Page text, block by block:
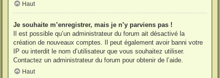
Haut
Je souhaite m’enregistrer, mais je n’y parviens pas !
Il est possible qu’un administrateur du forum ait désactivé la
création de nouveaux comptes. Il peut également avoir banni votre
IP ou interdit le nom d’utilisateur que vous souhaitez utiliser.
Contactez un administrateur du forum pour obtenir de l’aide.
Haut